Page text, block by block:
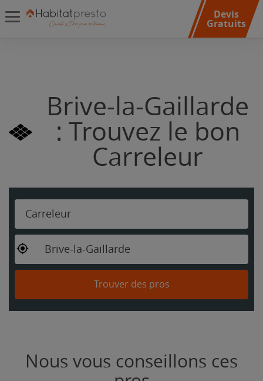
Devis
Gratuits
Brive-la-Gaillarde
: Trouvez le bon
Carreleur
Carreleur
Brive-la-Gaillarde
Trouver des pros
Nous vous conseillons ces